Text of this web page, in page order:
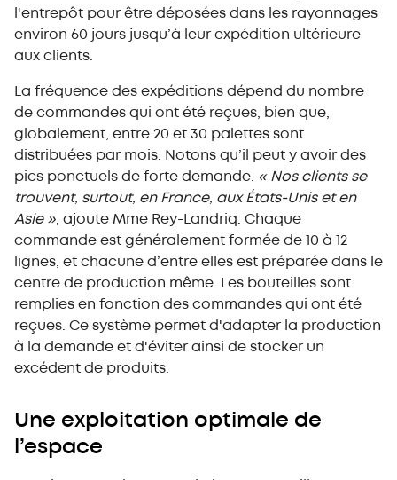
l'entrepôt pour être déposées dans les rayonnages
environ 60 jours jusqu’à leur expédition ultérieure
aux clients.
La fréquence des expéditions dépend du nombre
de commandes qui ont été reçues, bien que,
globalement, entre 20 et 30 palettes sont
distribuées par mois. Notons qu’il peut y avoir des
pics ponctuels de forte demande. « Nos clients se
trouvent, surtout, en France, aux États-Unis et en
Asie » , ajoute Mme Rey-Landriq. Chaque
commande est généralement formée de 10 à 12
lignes, et chacune d’entre elles est préparée dans le
centre de production même. Les bouteilles sont
remplies en fonction des commandes qui ont été
reçues. Ce système permet d'adapter la production
à la demande et d'éviter ainsi de stocker un
excédent de produits.
Une exploitation optimale de
l’espace